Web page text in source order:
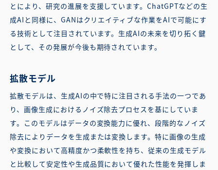
とにより、研究の進展を支援しています。ChatGPTなどの生
成AIと同様に、GANはクリエイティブな作業をAIで可能にす
る技術として注目されています。生成AIの未来を切り拓く鍵
として、その発展が今後も期待されています。
拡散モデル
拡散モデルは、生成AIの中で特に注目される手法の一つであ
り、画像生成におけるノイズ除去プロセスを基にしていま
す。このモデルはデータの変換能力に優れ、段階的なノイズ
除去によりデータを生成または変換します。特に画像の生成
や変換において高精度かつ柔軟性を持ち、従来の生成モデル
と比較して安定性や生成品質において優れた性能を発揮しま